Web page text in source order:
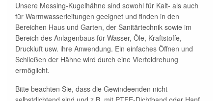
Unsere Messing-Kugelhähne sind sowohl für Kalt- als auch
für Warmwasserleitungen geeignet und finden in den
Bereichen Haus und Garten, der Sanitärtechnik sowie im
Bereich des Anlagenbaus für Wasser, Öle, Kraftstoffe,
Druckluft usw. ihre Anwendung. Ein einfaches Öffnen und
Schließen der Hähne wird durch eine Vierteldrehung
ermöglicht.
Bitte beachten Sie, dass die Gewindeenden nicht